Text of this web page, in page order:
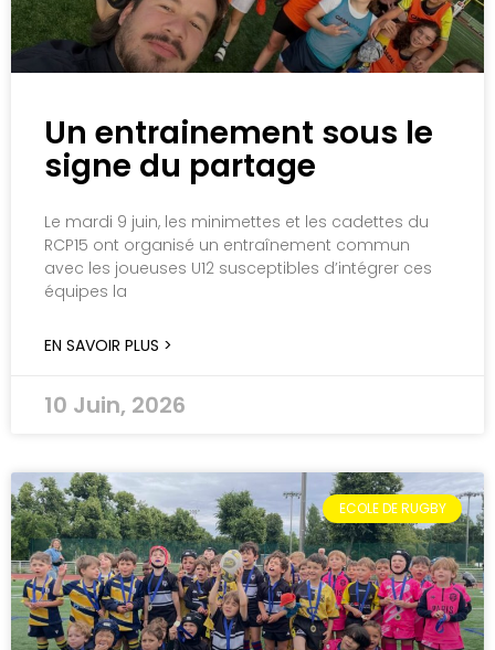
Un entrainement sous le
signe du partage
Le mardi 9 juin, les minimettes et les cadettes du
RCP15 ont organisé un entraînement commun
avec les joueuses U12 susceptibles d’intégrer ces
équipes la
EN SAVOIR PLUS >
10 Juin, 2026
ECOLE DE RUGBY